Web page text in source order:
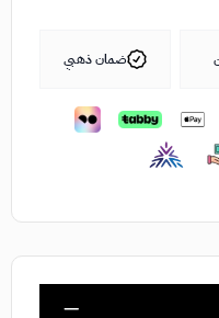
ضمان ذهبي